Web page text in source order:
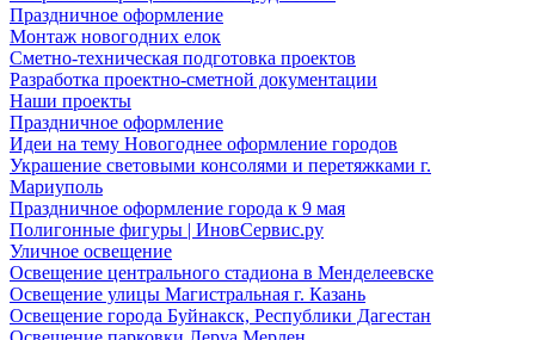
Праздничное оформление
Монтаж новогодних елок
Сметно-техническая подготовка проектов
Разработка проектно-сметной документации
Наши проекты
Праздничное оформление
Идеи на тему Новогоднее оформление городов
Украшение световыми консолями и перетяжками г.
Мариуполь
Праздничное оформление города к 9 мая
Полигонные фигуры | ИновСервис.ру
Уличное освещение
Освещение центрального стадиона в Менделеевске
Освещение улицы Магистральная г. Казань
Освещение города Буйнакск, Республики Дагестан